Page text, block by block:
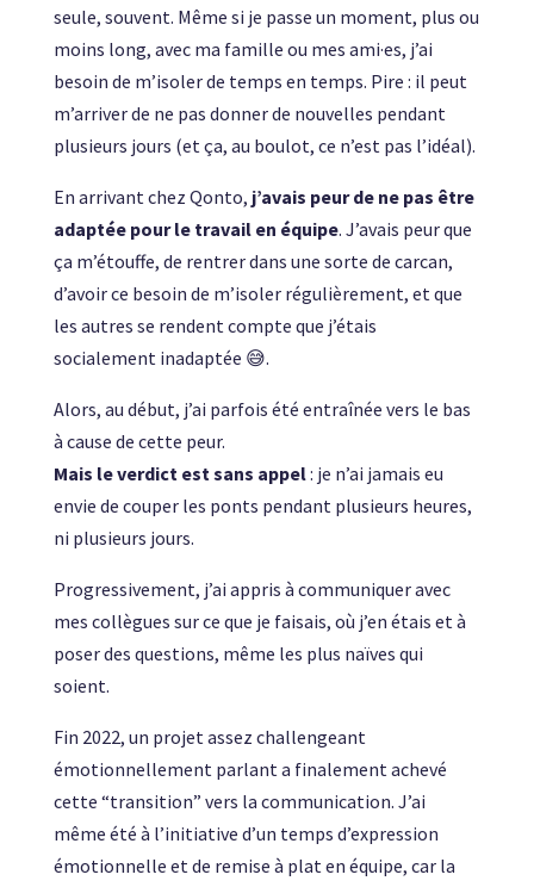
seule, souvent. Même si je passe un moment, plus ou
moins long, avec ma famille ou mes ami·es, j’ai
besoin de m’isoler de temps en temps. Pire : il peut
m’arriver de ne pas donner de nouvelles pendant
plusieurs jours (et ça, au boulot, ce n’est pas l’idéal).
En arrivant chez Qonto, j’avais peur de ne pas être
adaptée pour le travail en équipe. J’avais peur que
ça m’étouffe, de rentrer dans une sorte de carcan,
d’avoir ce besoin de m’isoler régulièrement, et que
les autres se rendent compte que j’étais
socialement inadaptée 😅.
Alors, au début, j’ai parfois été entraînée vers le bas
à cause de cette peur.
Mais le verdict est sans appel: je n’ai jamais eu
envie de couper les ponts pendant plusieurs heures,
ni plusieurs jours.
Progressivement, j’ai appris à communiquer avec
mes collègues sur ce que je faisais, où j’en étais et à
poser des questions, même les plus naïves qui
soient.
Fin 2022, un projet assez challengeant
émotionnellement parlant a finalement achevé
cette “transition” vers la communication. J’ai
même été à l’initiative d’un temps d’expression
émotionnelle et de remise à plat en équipe, car la